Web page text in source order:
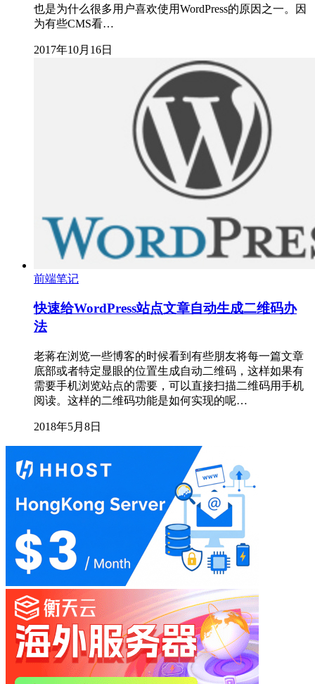
也是为什么很多用户喜欢使用WordPress的原因之一。因
为有些CMS看…
2017年10月16日
前端笔记
快速给WordPress站点文章自动生成二维码办
法
老蒋在浏览一些博客的时候看到有些朋友将每一篇文章
底部或者特定显眼的位置生成自动二维码，这样如果有
需要手机浏览站点的需要，可以直接扫描二维码用手机
阅读。这样的二维码功能是如何实现的呢…
2018年5月8日